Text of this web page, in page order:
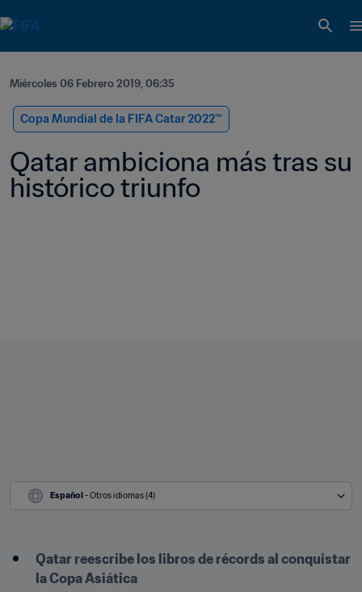
Miércoles 06 Febrero 2019, 06:35
Copa Mundial de la FIFA Catar 2022™
Qatar ambiciona más tras su
histórico triunfo
Español - Otros idiomas (4)
Qatar reescribe los libros de récords al conquistar
la Copa Asiática